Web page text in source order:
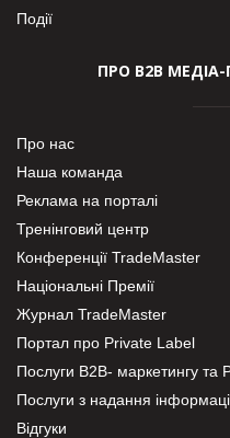
Події
ПРО В2В МЕДІА-
Про нас
Наша команда
Реклама на порталі
Тренінговий центр
Конференції TradeMaster
Національні Премії
Журнал TradeMaster
Портал про Private Label
Послуги В2В- маркетингу та
Послуги з надання
Відгуки